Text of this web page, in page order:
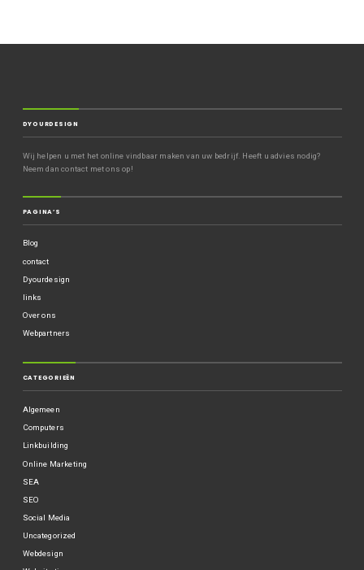
DYOURDESIGN
Wij helpen u met het online vindbaar maken van uw bedrijf. Heeft u advies nodig?
Neem dan contact met ons op!
PAGINA’S
Blog
contact
Dyourdesign
links
Over ons
Webpartners
CATEGORIEËN
Algemeen
Computers
Linkbuilding
Online Marketing
SEA
SEO
Social Media
Uncategorized
Webdesign